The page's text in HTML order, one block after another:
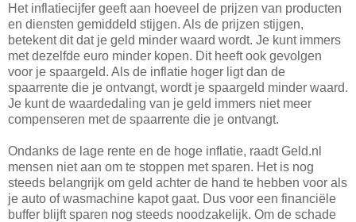
Het inflatiecijfer geeft aan hoeveel de prijzen van producten
en diensten gemiddeld stijgen. Als de prijzen stijgen,
betekent dit dat je geld minder waard wordt. Je kunt immers
met dezelfde euro minder kopen. Dit heeft ook gevolgen
voor je spaargeld. Als de inflatie hoger ligt dan de
spaarrente die je ontvangt, wordt je spaargeld minder waard.
Je kunt de waardedaling van je geld immers niet meer
compenseren met de spaarrente die je ontvangt.
Ondanks de lage rente en de hoge inflatie, raadt Geld.nl
mensen niet aan om te stoppen met sparen. Het is nog
steeds belangrijk om geld achter de hand te hebben voor als
je auto of wasmachine kapot gaat. Dus voor een financiële
buffer blijft sparen nog steeds noodzakelijk. Om de schade